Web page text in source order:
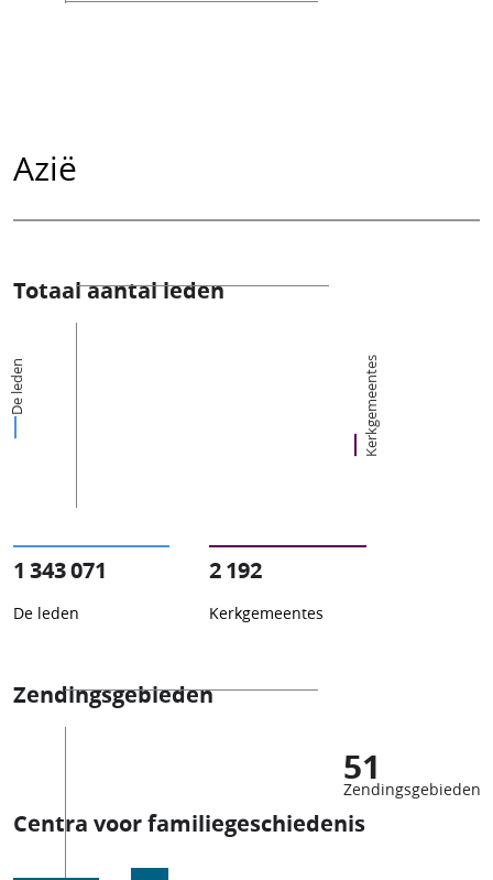
Azië
Totaal aantal leden
De leden Kerkgemeentes
1 343 071
De leden
2 192
Kerkgemeentes
Zendingsgebieden
51
Zendingsgebieden
Centra voor familiegeschiedenis